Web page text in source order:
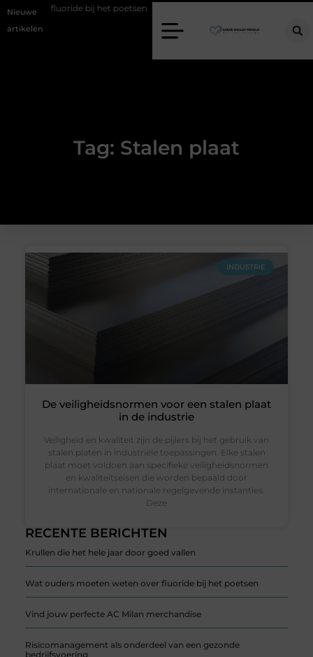
Nieuwe
artikelen
over fluoride bij het poetsen
Tag: Stalen plaat
RECENTE BERICHTEN
Krullen die het hele jaar door goed vallen
Wat ouders moeten weten over fluoride bij het poetsen
Vind jouw perfecte AC Milan merchandise
Risicomanagement als onderdeel van een gezonde
bedrijfsvoering
INDUSTRIE
De veiligheidsnormen voor een stalen plaat
in de industrie
Veiligheid en kwaliteit zijn de pijlers bij het gebruik van
stalen platen in industriële toepassingen. Elke stalen
plaat moet voldoen aan specifieke veiligheidsnormen
en kwaliteitseisen die worden bepaald door
internationale en nationale regelgevende instanties.
Deze